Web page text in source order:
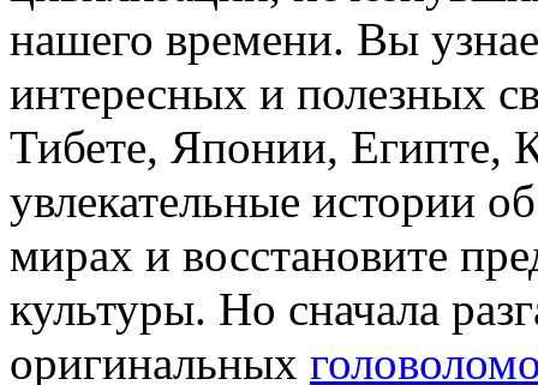
нашего времени. Вы
интересных и полезных
Тибете, Японии, Египте,
увлекательные истории
мирах и восстановите
культуры. Но сначала
оригинальных